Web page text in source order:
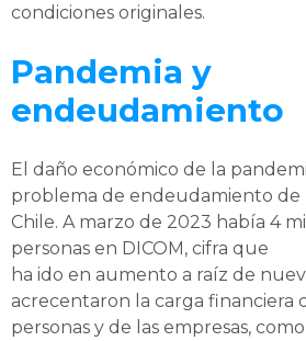
condiciones originales.
Pandemia y
endeudamiento
El daño económico de la
problema de endeudamiento de
Chile. A marzo de 2023 había 4
personas en DICOM, cifra que
ha ido en aumento a raíz de
acrecentaron la carga financiera
personas y de las empresas,